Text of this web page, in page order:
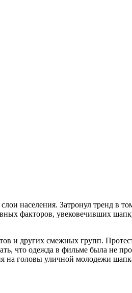
населения. Затронул тренд в
факторов, увековечивших
и других смежных групп.
что одежда в фильме была не
головы уличной молодежи